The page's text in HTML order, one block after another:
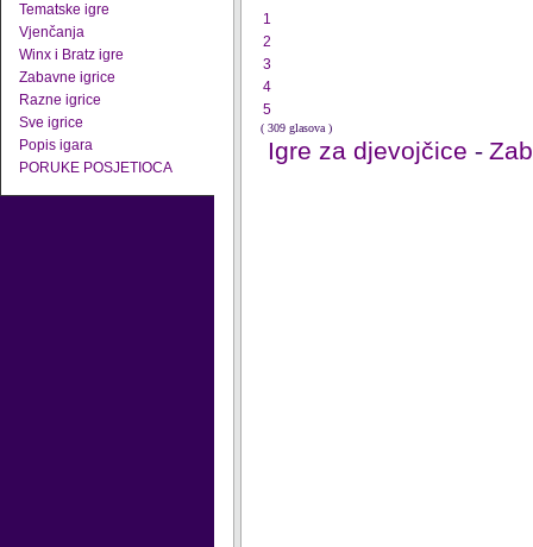
Tematske igre
Vjenčanja
Winx i Bratz igre
Zabavne igrice
Razne igrice
Sve igrice
Popis igara
PORUKE POSJETIOCA
1
2
3
4
5
( 309 glasova )
Igre za djevojčice -